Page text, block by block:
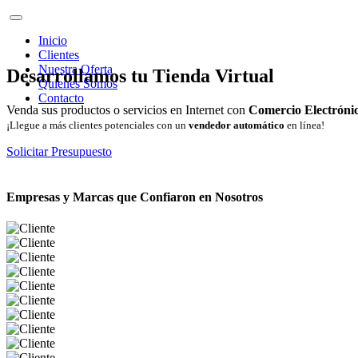
Inicio
Clientes
Nuestra Oferta
Quienes Somos
Contacto
Desarrollamos tu Tienda Virtual
Venda sus productos o servicios en Internet con Comercio
¡Llegue a más clientes potenciales con un vendedor automático en línea!
Solicitar Presupuesto
Empresas y Marcas que Confiaron en Nosotros